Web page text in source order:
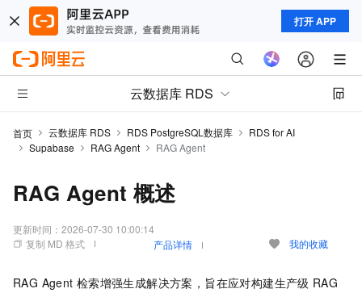
打开 APP
云数据库 RDS
首页 云数据库 RDS RDS PostgreSQL数据库
RDS for AI
Supabase
RAG Agent RAG Agent
RAG Agent 概述
更新时间： 2026-07-30 10:00:14
复制 MD 格式
产品详情 我的收藏
RAG Agent 检索增强生成解决方案，旨在应对构建生产级 RAG